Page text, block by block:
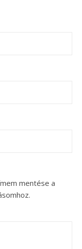
mentése a